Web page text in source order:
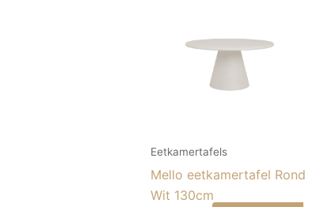
Eetkamertafels
Mello eetkamertafel Rond
Wit 130cm